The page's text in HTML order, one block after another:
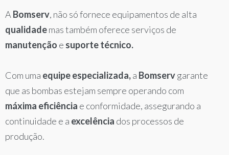
A Bomserv, não só fornece equipamentos de alta
qualidademas também oferece serviços de
manutenção e suporte técnico.
Com uma equipe especializada,a Bomservgarante
que as bombas estejam sempre operando com
máxima eficiência e conformidade, assegurando a
continuidade e a excelência dos processos de
produção.